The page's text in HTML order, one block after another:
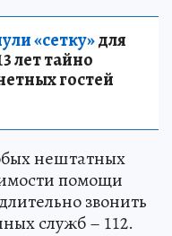
«сетку»для
лет тайно
гостей
нештатных
помощи
звонить
служб – 112.